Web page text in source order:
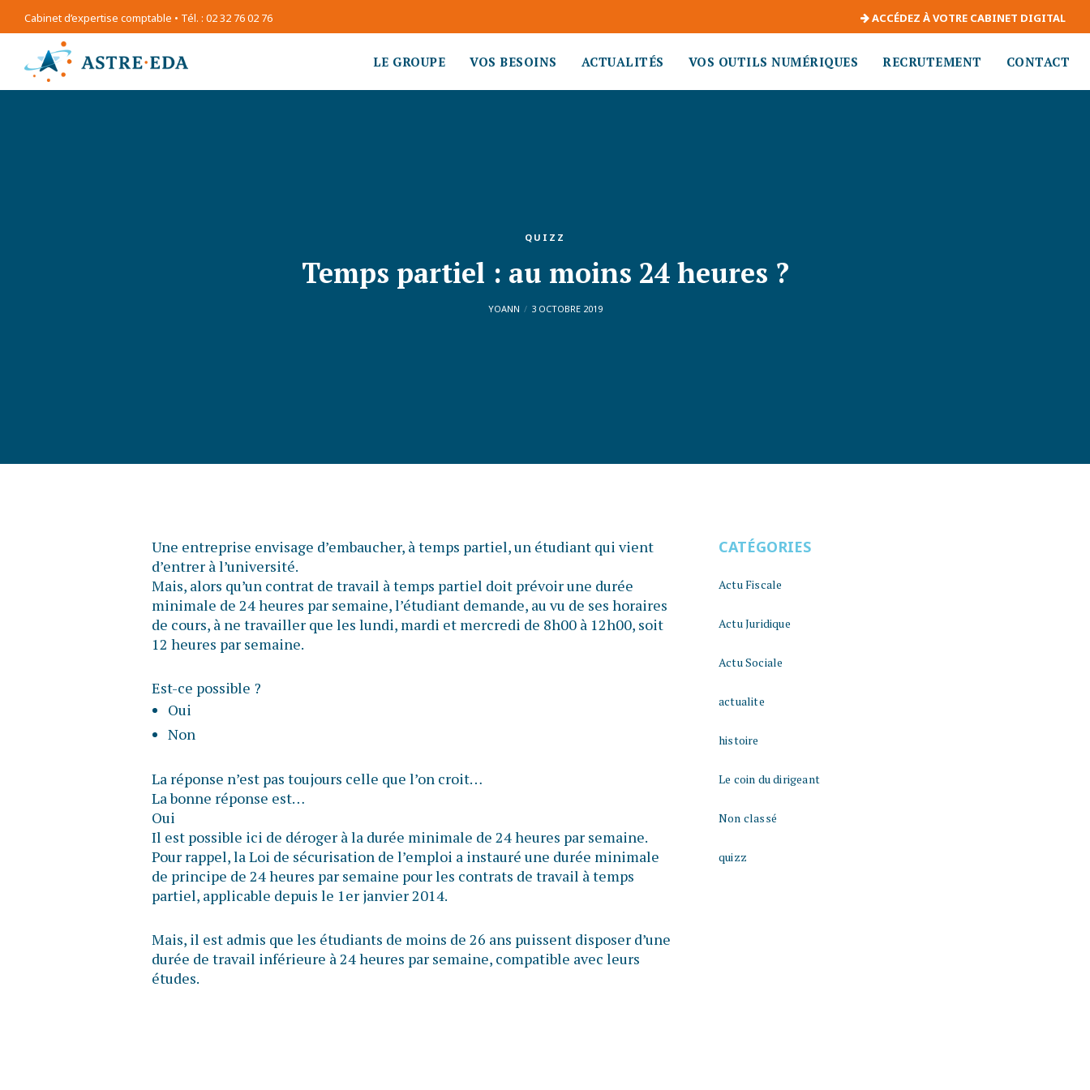
Cabinet d’expertise comptable • Tél. : 02 32 76 02 76 ACCÉDEZ À VOTRE CABINET DIGITAL
LE GROUPE VOS BESOINS ACTUALITÉS VOS OUTILS NUMÉRIQUES RECRUTEMENT CONTACT
QUIZZ
Temps partiel : au moins 24 heures ?
YOANN 3 OCTOBRE 2019
Une entreprise envisage d’embaucher, à temps partiel, un étudiant qui vient
d’entrer à l’université.
Mais, alors qu’un contrat de travail à temps partiel doit prévoir une durée
minimale de 24 heures par semaine, l’étudiant demande, au vu de ses horaires
de cours, à ne travailler que les lundi, mardi et mercredi de 8h00 à 12h00, soit
12 heures par semaine.
Est-ce possible ?
Oui
Non
La réponse n’est pas toujours celle que l’on croit…
La bonne réponse est…
Oui
Il est possible ici de déroger à la durée minimale de 24 heures par semaine.
Pour rappel, la Loi de sécurisation de l’emploi a instauré une durée minimale
de principe de 24 heures par semaine pour les contrats de travail à temps
partiel, applicable depuis le 1er janvier 2014.
Mais, il est admis que les étudiants de moins de 26 ans puissent disposer d’une
durée de travail inférieure à 24 heures par semaine, compatible avec leurs
études.
CATÉGORIES
Actu Fiscale
Actu Juridique
Actu Sociale
actualite
histoire
Le coin du dirigeant
Non classé
quizz